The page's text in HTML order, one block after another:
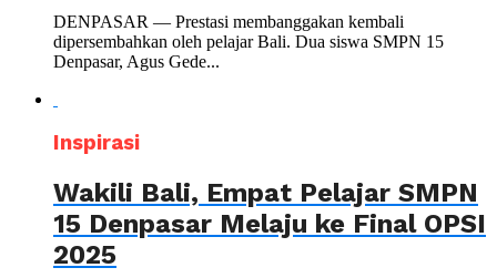
DENPASAR — Prestasi membanggakan kembali
dipersembahkan oleh pelajar Bali. Dua siswa SMPN 15
Denpasar, Agus Gede...
Inspirasi
Wakili Bali, Empat Pelajar SMPN
15 Denpasar Melaju ke Final OPSI
2025